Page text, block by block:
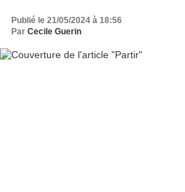
Publié le 21/05/2024 à 18:56
Par Cecile Guerin